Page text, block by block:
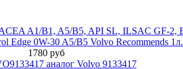
Edge 0W-30 A5/B5 Volvo Recommends 1л.
1780 руб